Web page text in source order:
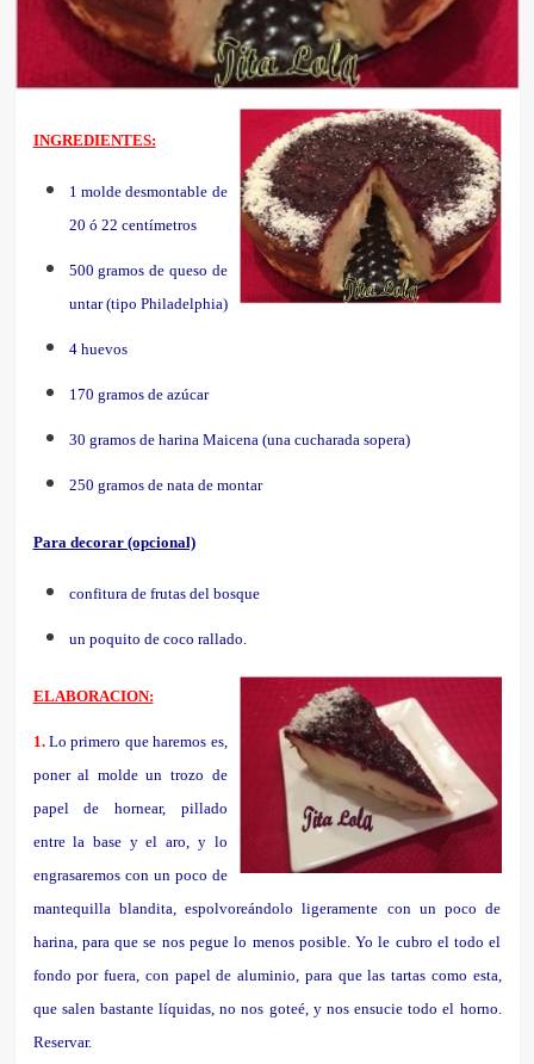
INGREDIENTES:
1 molde desmontable de
20 ó 22 centímetros
500 gramos de queso de
untar (tipo Philadelphia)
4 huevos
170 gramos de azúcar
30 gramos de harina Maicena (una cucharada sopera)
250 gramos de nata de montar
Para decorar (opcional)
confitura de frutas del bosque
un poquito de coco rallado.
ELABORACION:
1.Lo primero que haremos es,
poner al molde un trozo de
papel de hornear, pillado
entre la base y el aro, y lo
engrasaremos con un poco de
mantequilla blandita, espolvoreándolo ligeramente con un poco de
harina, para que se nos pegue lo menos posible. Yo le cubro el todo el
fondo por fuera, con papel de aluminio, para que las tartas como esta,
que salen bastante líquidas, no nos goteé, y nos ensucie todo el horno.
Reservar.